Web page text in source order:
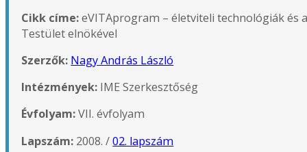
Cikk címe:eVITAprogram – életviteli technológiák és
Testület elnökével
Szerzők: Nagy András László
Intézmények: IME Szerkesztőség
Évfolyam:VII. évfolyam
Lapszám: 2008. /02. lapszám